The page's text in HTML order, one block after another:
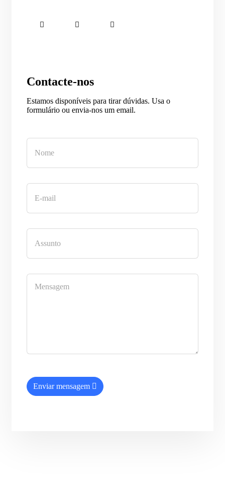
fab
f
fab fab
in
Contacte-nos
Estamos disponíveis para tirar dúvidas. Usa o
formulário ou envia-nos um email.
Enviar mensagem